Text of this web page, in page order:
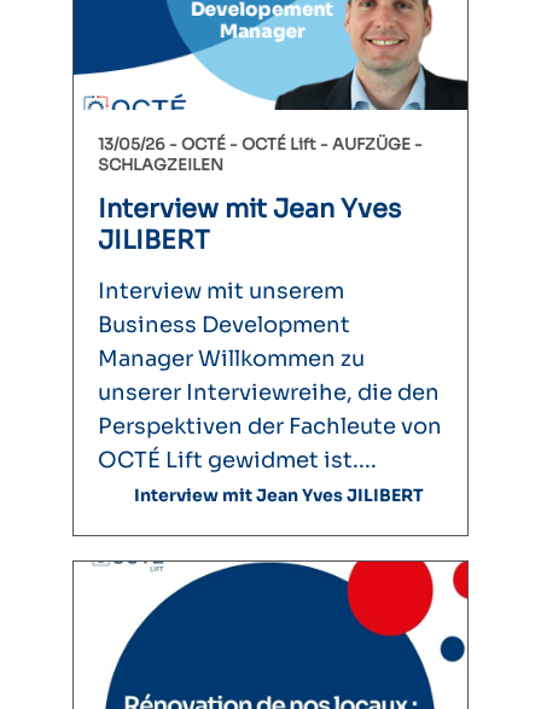
13/05/26 -OCTÉ OCTÉ Lift
AUFZÜGE
SCHLAGZEILEN
Interview mit Jean Yves
JILIBERT
Interview mit unserem
Business Development
Manager Willkommen zu
unserer Interviewreihe, die den
Perspektiven der Fachleute von
OCTÉ Lift gewidmet ist....
Interview mit Jean Yves JILIBERT